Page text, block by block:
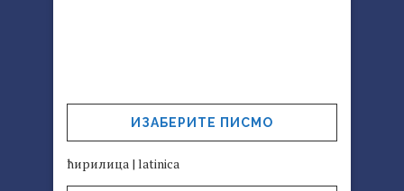
ИЗАБЕРИТЕ ПИСМО
ћирилица | latinica